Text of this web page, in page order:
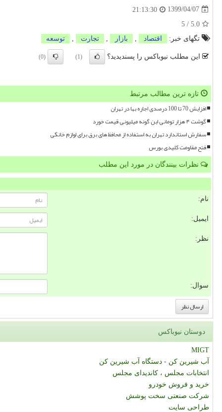
1399/04/07
21:13:30
5.0
/
5
تگهای خبر:
اقتصاد بازار تجارت توسعه
این مطلب نیوباکس را پسندیدید؟ (1)
(0)
تازه ترین مطالب مرتبط
افزایش 70 تا 100 درصدی اجاره بها در تهران
گوشت ۴ هزار تومانی این گونه میلیونی قیمت خورد
سفارش استاندارد تهران به استفاده از محافظ های برق برای لوازم خانگی
فتح مقاومت کلیدی بورس
نظرات بینندگان در مورد این مطلب
نام:
ایمیل:
نظر:
سوال:
دوستان نیوباکس
MIGT
آب شیرین کن - دستگاه آب شیرین کن
انتخابات مجلس ، کاندیدای مجلس
خرید و فروش خودرو
شرکت صنعتی سخت پوشش
طراحی سایت